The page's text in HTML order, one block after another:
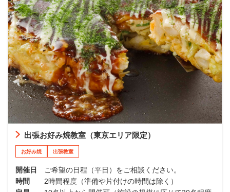
出張お好み焼教室（東京エリア限定）
お好み焼 出張教室
開催日
ご希望の日程（平日）をご相談ください。
時間
2時間程度（準備や片付けの時間は除く）